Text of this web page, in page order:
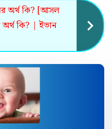
অর্থ কি? [আসল
অর্থ কি? | ইভান